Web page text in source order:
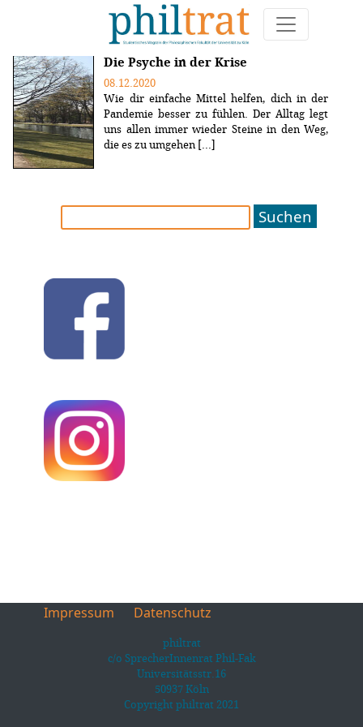
Weitere Artikel zum Thema "depression"
Die Psyche in der Krise
08.12.2020
Wie dir einfache Mittel helfen, dich in der
Pandemie besser zu fühlen. Der Alltag legt
uns allen immer wieder Steine in den Weg,
die es zu umgehen [...]
Suchen
Impressum Datenschutz
philtrat
c/o SprecherInnenrat Phil-Fak
Universitätsstr.16
50937 Köln
Copyright philtrat 2021